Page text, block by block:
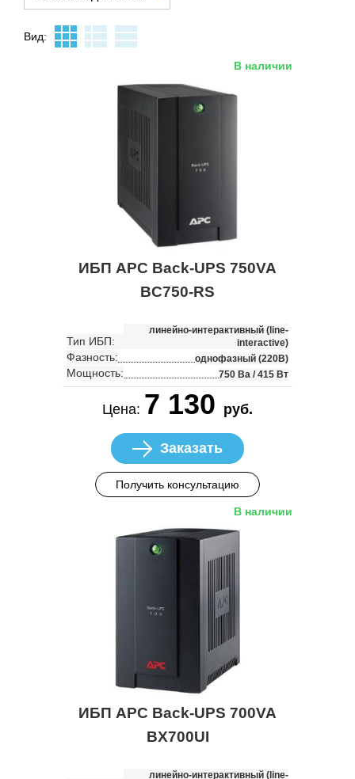
Вид:
В наличии
ИБП APC Back-UPS 750VA
BC750-RS
Тип ИБП:
линейно-интерактивный (line-
interactive)
Фазность: однофазный (220В)
Мощность: 750 Ва / 415 Вт
Цена: 7 130 руб.
Заказать
Получить консультацию
В наличии
ИБП APC Back-UPS 700VA
BX700UI
линейно-интерактивный (line-